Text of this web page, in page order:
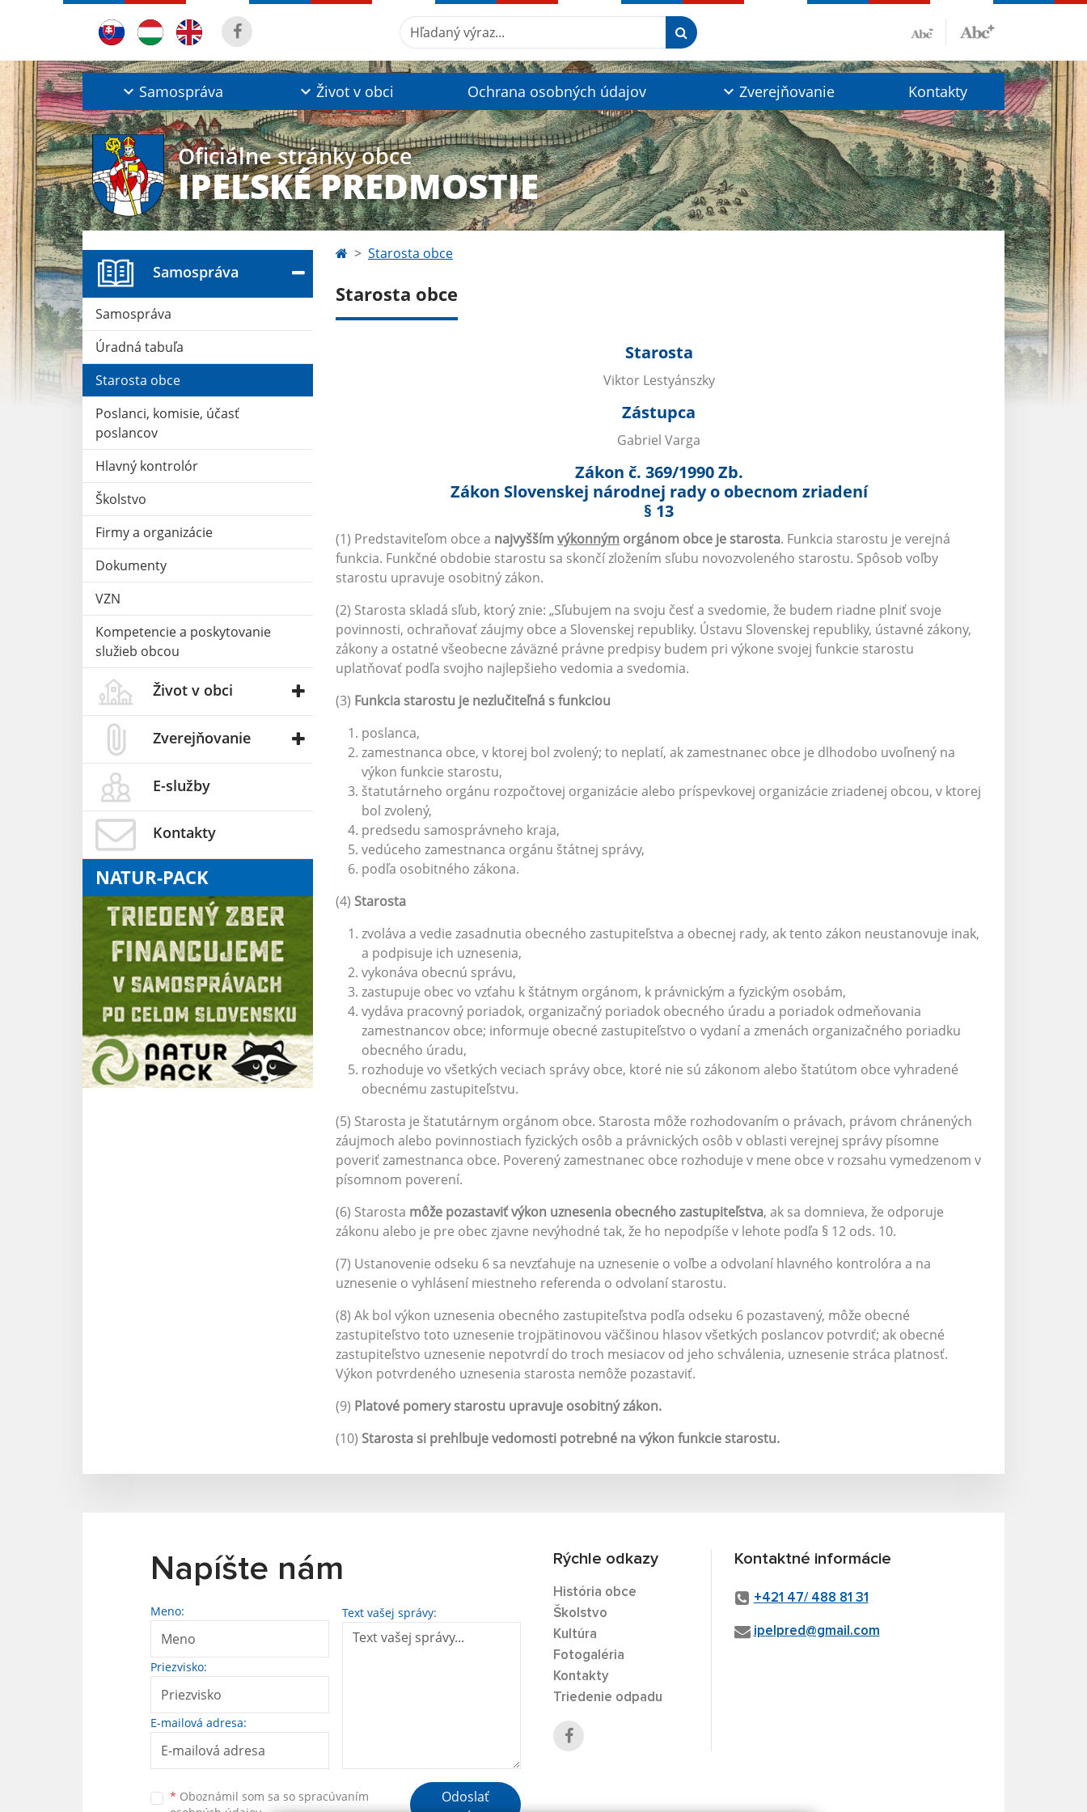
Hľadaný výraz...
Samospráva Život v obci Ochrana osobných údajov Zverejňovanie Kontakty
Oficiálne stránky obce
IPEĽSKÉ PREDMOSTIE
Samospráva
Samospráva
Úradná tabuľa
Starosta obce
Poslanci, komisie, účasť
poslancov
Hlavný kontrolór
Školstvo
Firmy a organizácie
Dokumenty
VZN
Kompetencie a poskytovanie
služieb obcou
Život v obci
Zverejňovanie
E-služby
Kontakty
NATUR-PACK
Starosta obce
Starosta obce
Starosta
Viktor Lestyánszky
Zástupca
Gabriel Varga
Zákon č. 369/1990 Zb.
Zákon Slovenskej národnej rady o obecnom zriadení
§ 13
(1) Predstaviteľom obce a najvyššímvýkonným orgánom obce je starosta. Funkcia starostu je verejná
funkcia. Funkčné obdobie starostu sa skončí zložením sľubu novozvoleného starostu. Spôsob voľby
starostu upravuje osobitný zákon.
(2) Starosta skladá sľub, ktorý znie: „Sľubujem na svoju česť a svedomie, že budem riadne plniť svoje
povinnosti, ochraňovať záujmy obce a Slovenskej republiky. Ústavu Slovenskej republiky, ústavné zákony,
zákony a ostatné všeobecne záväzné právne predpisy budem pri výkone svojej funkcie starostu
uplatňovať podľa svojho najlepšieho vedomia a svedomia.
(3) Funkcia starostu je nezlučiteľná s funkciou
poslanca,
zamestnanca obce, v ktorej bol zvolený; to neplatí, ak zamestnanec obce je dlhodobo uvoľnený na
výkon funkcie starostu,
štatutárneho orgánu rozpočtovej organizácie alebo príspevkovej organizácie zriadenej obcou, v ktorej
bol zvolený,
predsedu samosprávneho kraja,
vedúceho zamestnanca orgánu štátnej správy,
podľa osobitného zákona.
(4) Starosta
zvoláva a vedie zasadnutia obecného zastupiteľstva a obecnej rady, ak tento zákon neustanovuje inak,
a podpisuje ich uznesenia,
vykonáva obecnú správu,
zastupuje obec vo vzťahu k štátnym orgánom, k právnickým a fyzickým osobám,
vydáva pracovný poriadok, organizačný poriadok obecného úradu a poriadok odmeňovania
zamestnancov obce; informuje obecné zastupiteľstvo o vydaní a zmenách organizačného poriadku
obecného úradu,
rozhoduje vo všetkých veciach správy obce, ktoré nie sú zákonom alebo štatútom obce vyhradené
obecnému zastupiteľstvu.
(5) Starosta je štatutárnym orgánom obce. Starosta môže rozhodovaním o právach, právom chránených
záujmoch alebo povinnostiach fyzických osôb a právnických osôb v oblasti verejnej správy písomne
poveriť zamestnanca obce. Poverený zamestnanec obce rozhoduje v mene obce v rozsahu vymedzenom v
písomnom poverení.
(6) Starosta môže pozastaviť výkon uznesenia obecného zastupiteľstva, ak sa domnieva, že odporuje
zákonu alebo je pre obec zjavne nevýhodné tak, že ho nepodpíše v lehote podľa § 12 ods. 10.
(7) Ustanovenie odseku 6 sa nevzťahuje na uznesenie o voľbe a odvolaní hlavného kontrolóra a na
uznesenie o vyhlásení miestneho referenda o odvolaní starostu.
(8) Ak bol výkon uznesenia obecného zastupiteľstva podľa odseku 6 pozastavený, môže obecné
zastupiteľstvo toto uznesenie trojpätinovou väčšinou hlasov všetkých poslancov potvrdiť; ak obecné
zastupiteľstvo uznesenie nepotvrdí do troch mesiacov od jeho schválenia, uznesenie stráca platnosť.
Výkon potvrdeného uznesenia starosta nemôže pozastaviť.
(9) Platové pomery starostu upravuje osobitný zákon.
(10) Starosta si prehlbuje vedomosti potrebné na výkon funkcie starostu.
Napíšte nám
Meno:
Priezvisko:
E-mailová adresa:
Text vašej správy:
* Oboznámil som sa so spracúvaním
Odoslať
Rýchle odkazy
História obce
Školstvo
Kultúra
Fotogaléria
Kontakty
Triedenie odpadu
Kontaktné informácie
+421 47/ 488 81 31
ipelpred@gmail.com